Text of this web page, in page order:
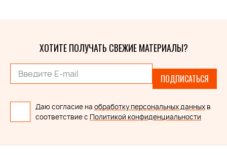
ХОТИТЕ ПОЛУЧАТЬ СВЕЖИЕ МАТЕРИАЛЫ?
ПОДПИСАТЬСЯ
Даю согласие на обработку персональных данных в
соответствие с Политикой конфиденциальности